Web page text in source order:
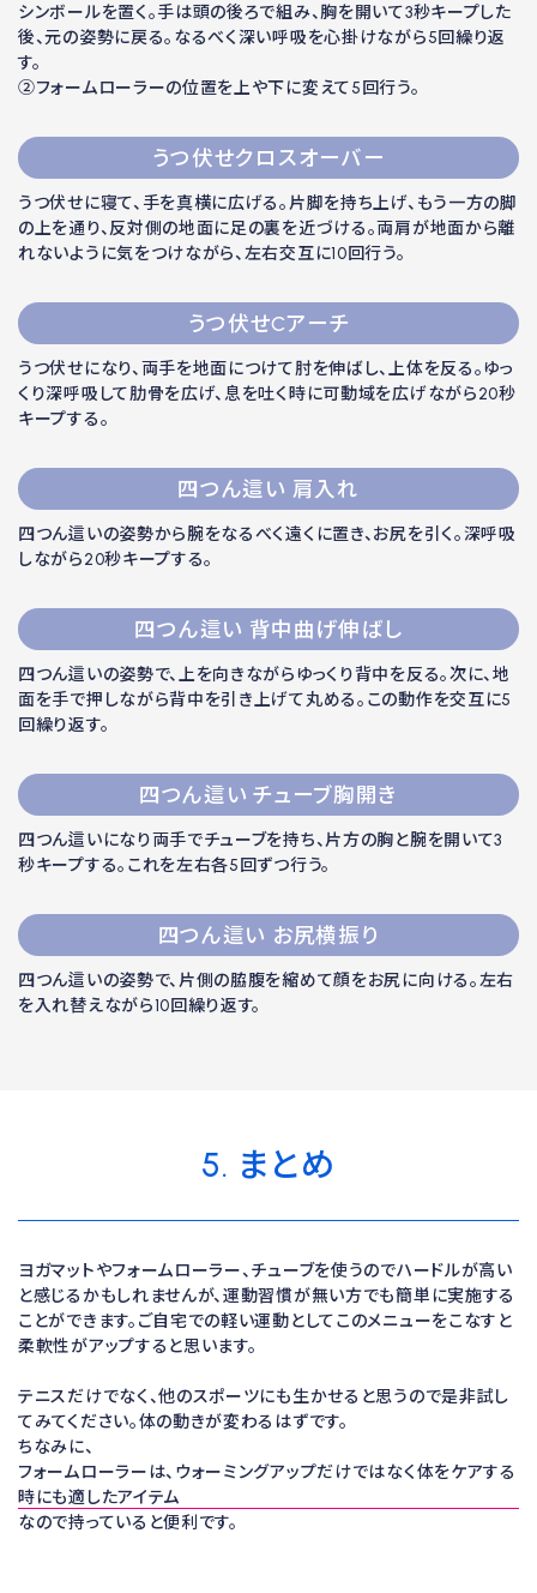
シンボールを置く。手は頭の後ろで組み、胸を開いて3秒キープした
後、元の姿勢に戻る。なるべく深い呼吸を心掛けながら5回繰り返
す。
②フォームローラーの位置を上や下に変えて5回行う。
うつ伏せクロスオーバー
うつ伏せに寝て、手を真横に広げる。片脚を持ち上げ、もう一方の脚
の上を通り、反対側の地面に足の裏を近づける。両肩が地面から離
れないように気をつけながら、左右交互に10回行う。
うつ伏せCアーチ
うつ伏せになり、両手を地面につけて肘を伸ばし、上体を反る。ゆっ
くり深呼吸して肋骨を広げ、息を吐く時に可動域を広げながら20秒
キープする。
四つん這い 肩入れ
四つん這いの姿勢から腕をなるべく遠くに置き、お尻を引く。深呼吸
しながら20秒キープする。
四つん這い 背中曲げ伸ばし
四つん這いの姿勢で、上を向きながらゆっくり背中を反る。次に、地
面を手で押しながら背中を引き上げて丸める。この動作を交互に5
回繰り返す。
四つん這い チューブ胸開き
四つん這いになり両手でチューブを持ち、片方の胸と腕を開いて3
秒キープする。これを左右各5回ずつ行う。
四つん這い お尻横振り
四つん這いの姿勢で、片側の脇腹を縮めて顔をお尻に向ける。左右
を入れ替えながら10回繰り返す。
5. まとめ
ヨガマットやフォームローラー、チューブを使うのでハードルが高い
と感じるかもしれませんが、運動習慣が無い方でも簡単に実施する
ことができます。ご自宅での軽い運動としてこのメニューをこなすと
柔軟性がアップすると思います。
テニスだけでなく、他のスポーツにも生かせると思うので是非試し
てみてください。体の動きが変わるはずです。
ちなみに、
フォームローラーは、ウォーミングアップだけではなく体をケアする
時にも適したアイテム
なので持っていると便利です。